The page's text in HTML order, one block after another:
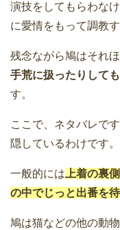
演技をしてもらわな
に愛情をもって調教
残念ながら鳩はそれ
手荒に扱ったりして
す。
ここで、ネタバレで
隠しているわけです。
一般的には 上着の裏
の中でじっと出番を待
鳩は猫などの他の動物